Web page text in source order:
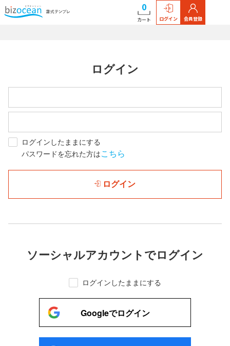
0
カート ログイン 会員登録
ログイン
ログインしたままにする
パスワードを忘れた方はこちら
ログイン
ソーシャルアカウントでログイン
ログインしたままにする
Googleでログイン